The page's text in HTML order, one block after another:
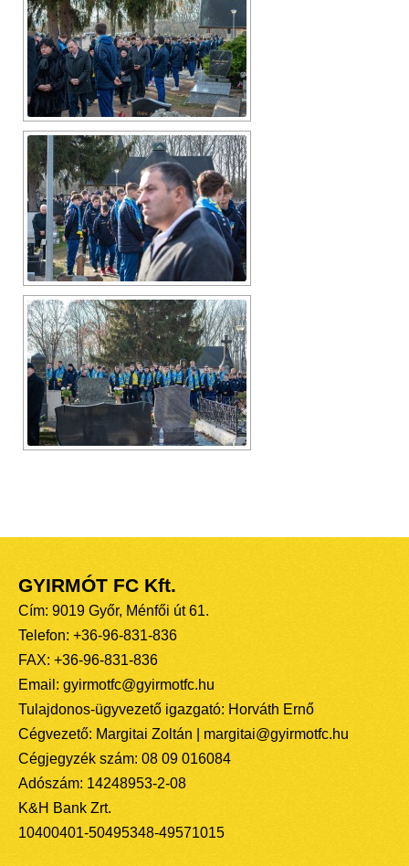
GYIRMÓT FC Kft.
Cím: 9019 Győr, Ménfői út 61.
Telefon: +36-96-831-836
FAX: +36-96-831-836
Email: gyirmotfc@gyirmotfc.hu
Tulajdonos-ügyvezető igazgató: Horváth Ernő
Cégvezető: Margitai Zoltán | margitai@gyirmotfc.hu
Cégjegyzék szám: 08 09 016084
Adószám: 14248953-2-08
K&H Bank Zrt.
10400401-50495348-49571015